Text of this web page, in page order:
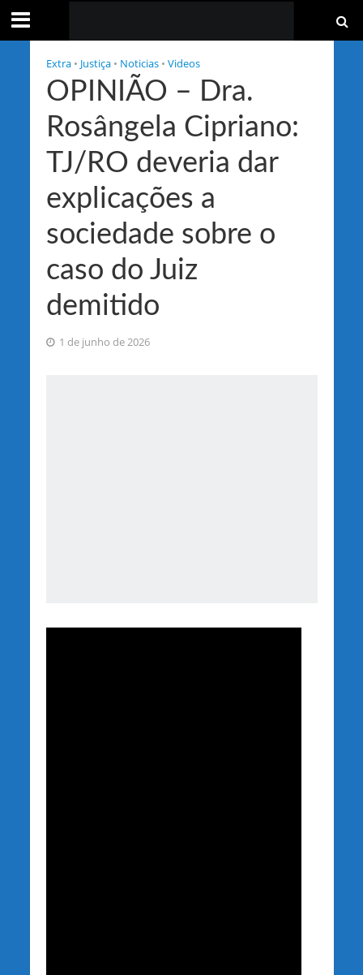
Extra • Justiça • Noticias • Videos
OPINIÃO – Dra.
Rosângela Cipriano:
TJ/RO deveria dar
explicações a
sociedade sobre o
caso do Juiz
demitido
1 de junho de 2026